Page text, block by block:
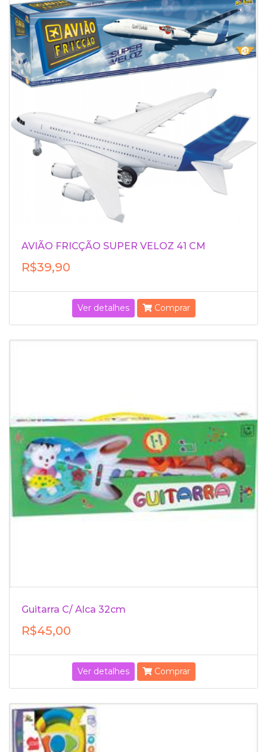
AVIÃO FRICÇÃO SUPER VELOZ 41 CM
R$39,90
Ver detalhes Comprar
Guitarra C/ Alca 32cm
R$45,00
Ver detalhes Comprar